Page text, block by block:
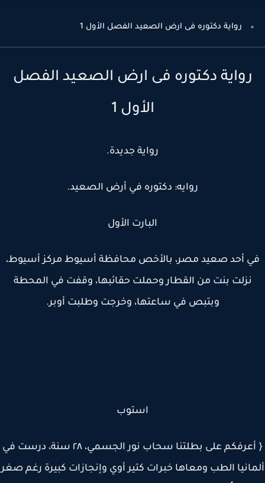
رواية دكتوره فى ارض الصعيد الفصل الأول 1
رواية دكتوره فى ارض الصعيد الفصل
الأول 1
رواية جديدة.
روايه: دكتوره في أرض الصعيد.
البارت الأول
أحد صعيد مصر، بالأخص محافظة أسيوط مركز أسيوط،
نزلت بنت من القطار وحملت حقائبها، وقفت في المحطة
وبتبص في ساعتها، وخرجت وطلبت أوبر.
استوب
{ أعرفكم على بطلتنا سحاب نور الجسمي، ٢٨ سنة، درست في
الطب ومعاها خبرات كتير أوي وإنجازات كبيرة رغم صغر